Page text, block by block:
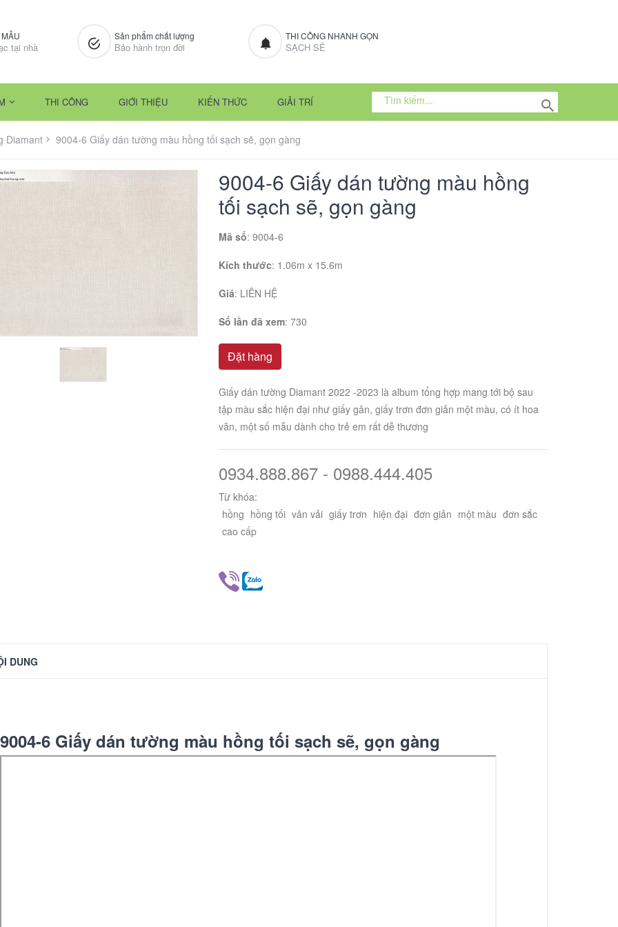
tại nhà
Sản phẩm chất lượng
Bảo hành trọn đời
THI CÔNG NHANH GỌN
SẠCH SẼ
THI CÔNG GIỚI THIỆU KIẾN THỨC GIẢI TRÍ
Diamant 9004-6 Giấy dán tường màu hồng tối sạch sẽ, gọn gàng
9004-6 Giấy dán tường màu hồng
tối sạch sẽ, gọn gàng
Mã số: 9004-6
Kích thước: 1.06m x 15.6m
Giá: LIÊN HỆ
Số lần đã xem: 730
Đặt hàng
Giấy dán tường Diamant 2022 -2023 là album tổng hợp mang tới bộ sau
tập màu sắc hiện đại như giấy gân, giấy trơn đơn giản một màu, có ít hoa
văn, một số mẫu dành cho trẻ em rất dễ thương
0934.888.867 - 0988.444.405
Từ khóa:
hồng hồng tối vân vải giấy trơn hiện đại đơn giản một màu đơn sắc
cao cấp
DUNG
9004-6 Giấy dán tường màu hồng tối sạch sẽ, gọn gàng